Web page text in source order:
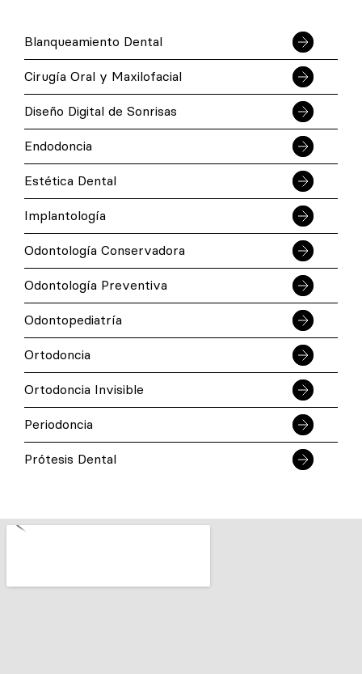
Blanqueamiento Dental
Cirugía Oral y Maxilofacial
Diseño Digital de Sonrisas
Endodoncia
Estética Dental
Implantología
Odontología Conservadora
Odontología Preventiva
Odontopediatría
Ortodoncia
Ortodoncia Invisible
Periodoncia
Prótesis Dental